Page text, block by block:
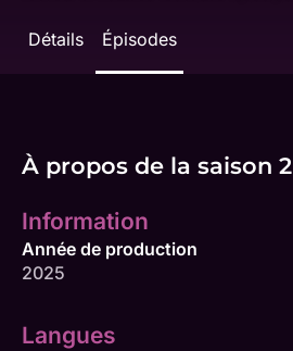
Détails Épisodes
À propos de la saison 2
Information
Année de production
2025
Langues